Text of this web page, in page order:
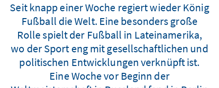
Seit knapp einer Woche regiert wieder König
Fußball die Welt. Eine besonders große
Rolle spielt der Fußball in Lateinamerika,
wo der Sport eng mit gesellschaftlichen und
politischen Entwicklungen verknüpft ist.
Eine Woche vor Beginn der